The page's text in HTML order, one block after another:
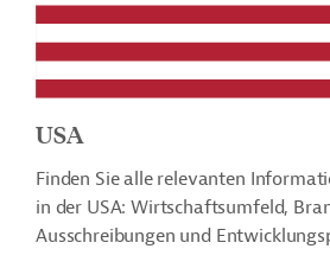
USA
Finden Sie alle relevanten
in der USA: Wirtschaftsumfeld,
Ausschreibungen und